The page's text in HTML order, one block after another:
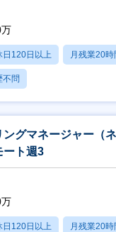
日120日以上 月残業20時
不問
ングマネージャー（
ート週3
日120日以上 月残業20時